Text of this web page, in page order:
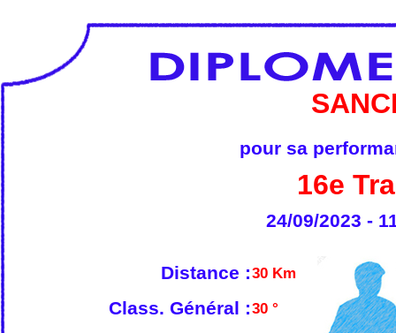
pour sa
16e
24/09/2023 -
Distance :30 Km
Class. Général :30 °